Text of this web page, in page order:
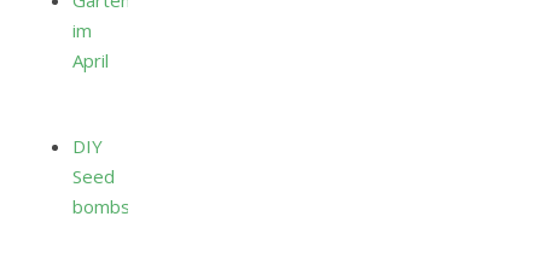
im
April
DIY
Seed
bombs